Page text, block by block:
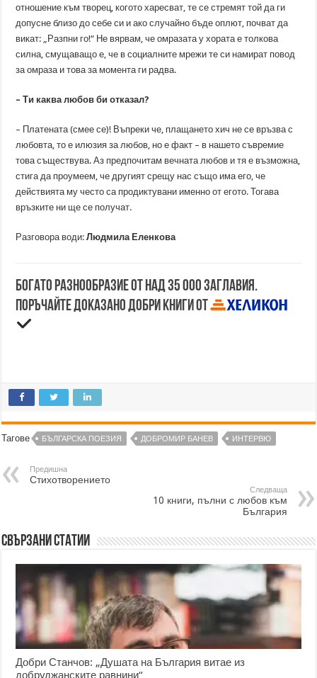
отношение към творец, когото харесват, те се стремят той да ги
допусне близо до себе си и ако случайно бъде оплют, почват да
викат: „Разпни го!“ Не вярвам, че омразата у хората е толкова
силна, смущаващо е, че в социалните мрежи те си намират повод
за омраза и това за момента ги радва.
– Ти каква любов би отказал?
– Платената(смее се)! Въпреки че, плащането хич не се връзва с
любовта, то е илюзия за любов, но е факт – в нашето съвремие
това съществува. Аз предпочитам вечната любов и тя е възможна,
стига да проумеем, че другият срещу нас също има его, че
действията му често са продиктувани именно от егото. Тогава
връзките ни ще се получат.
Разговора води:Людмила Еленкова
Богато разнообразие от над 35 000 заглавия.
Поръчайте доказано добри книги от
Тагове БЪЛГАРСКА ПОЕЗИЯ ДОБРОМИР БАНЕВ ИНТЕРВЮ
Предишна
Стихотворението
Следваща
10 книги, пълни с любов към
България
Свързани статии
Добри Станчов: „Душата на България витае из
добруджанските равнини“